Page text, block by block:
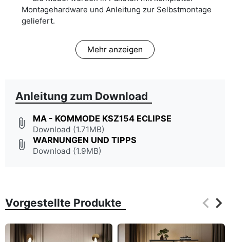
Montagehardware und Anleitung zur Selbstmontage
geliefert.
Mehr anzeigen
Anleitung zum Download
attach_file MA - KOMMODE KSZ154 ECLIPSE
Download (1.71MB)
attach_file WARNUNGEN UND TIPPS
Download (1.9MB)
Vorgestellte Produkte keyboard_arrow_left
keyboard_arrow_right